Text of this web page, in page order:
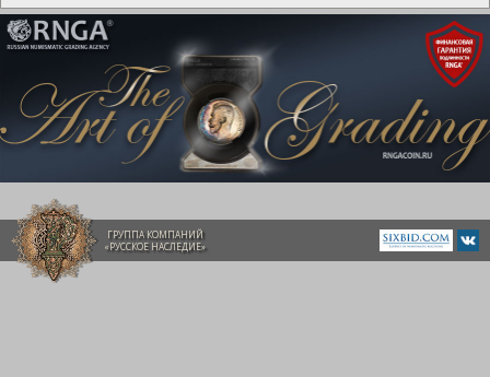
ГРУППА КОМПАНИЙ
«РУССКОЕ НАСЛЕДИЕ»